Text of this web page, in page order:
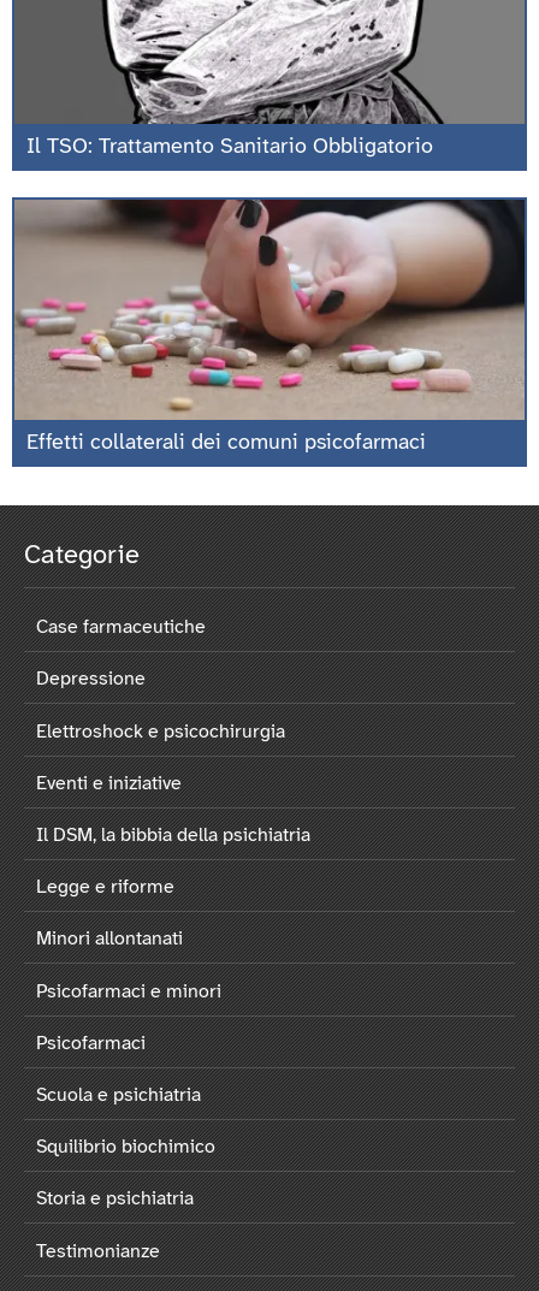
Il TSO: Trattamento Sanitario Obbligatorio
Effetti collaterali dei comuni psicofarmaci
Categorie
Case farmaceutiche
Depressione
Elettroshock e psicochirurgia
Eventi e iniziative
Il DSM, la bibbia della psichiatria
Legge e riforme
Minori allontanati
Psicofarmaci e minori
Psicofarmaci
Scuola e psichiatria
Squilibrio biochimico
Storia e psichiatria
Testimonianze